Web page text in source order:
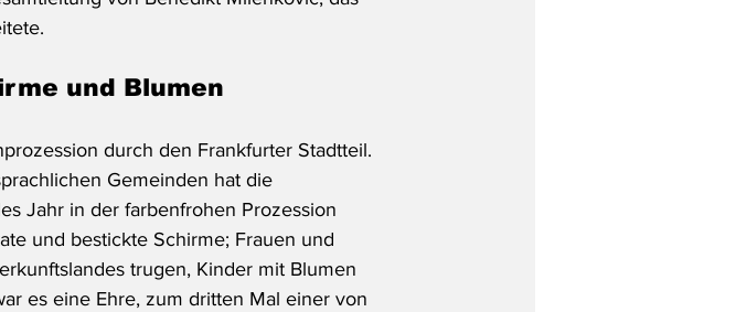
und Blumen
durch den Frankfurter Stadtteil.
Gemeinden hat die
Jahr in der farbenfrohen Prozession
und bestickte Schirme; Frauen und
trugen, Kinder mit Blumen
es eine Ehre, zum dritten Mal einer von